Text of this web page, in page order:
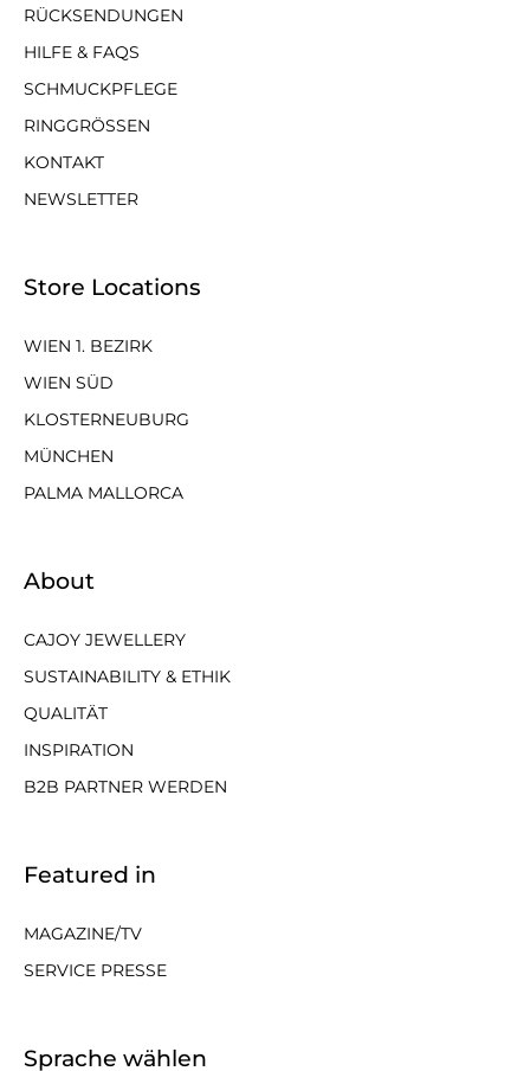
RÜCKSENDUNGEN
HILFE & FAQS
SCHMUCKPFLEGE
RINGGRÖSSEN
KONTAKT
NEWSLETTER
Store Locations
WIEN 1. BEZIRK
WIEN SÜD
KLOSTERNEUBURG
MÜNCHEN
PALMA MALLORCA
About
CAJOY JEWELLERY
SUSTAINABILITY & ETHIK
QUALITÄT
INSPIRATION
B2B PARTNER WERDEN
Featured in
MAGAZINE/TV
SERVICE PRESSE
Sprache wählen